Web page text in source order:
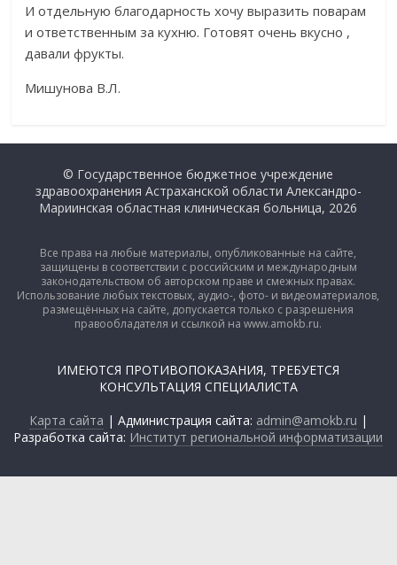
И отдельную благодарность хочу выразить поварам
и ответственным за кухню. Готовят очень вкусно ,
давали фрукты.
Мишунова В.Л.
© Государственное бюджетное учреждение
здравоохранения Астраханской области Александро-
Мариинская областная клиническая больница, 2026
Все права на любые материалы, опубликованные на сайте,
защищены в соответствии с российским и международным
законодательством об авторском праве и смежных правах.
Использование любых текстовых, аудио-, фото- и видеоматериалов,
размещённых на сайте, допускается только с разрешения
правообладателя и ссылкой на www.amokb.ru.
ИМЕЮТСЯ ПРОТИВОПОКАЗАНИЯ, ТРЕБУЕТСЯ
КОНСУЛЬТАЦИЯ СПЕЦИАЛИСТА
Карта сайта | Администрация сайта: admin@amokb.ru |
Разработка сайта: Институт региональной информатизации